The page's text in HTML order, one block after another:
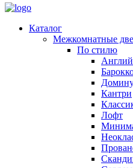
Каталог
Межкомнатные
По стилю
Кантри
Лофт